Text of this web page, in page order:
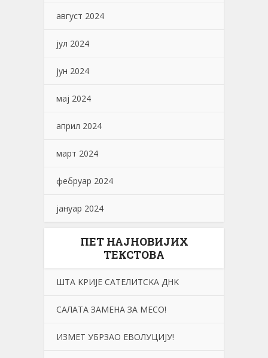
август 2024
јул 2024
јун 2024
мај 2024
април 2024
март 2024
фебруар 2024
јануар 2024
ПЕТ НАЈНОВИЈИХ
ТЕКСТОВА
ШТА KРИЈЕ САТЕЛИТСKА ДНK
САЛАТА ЗАМЕНА ЗА МЕСО!
ИЗМЕТ УБРЗАО ЕВОЛУЦИЈУ!